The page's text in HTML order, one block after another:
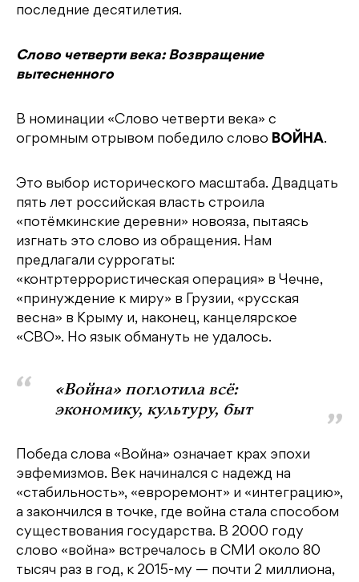
последние десятилетия.
Слово четверти века: Возвращение
вытесненного
В номинации «Слово четверти века» с
огромным отрывом победило слово ВОЙНА.
Это выбор исторического масштаба. Двадцать
пять лет российская власть строила
«потёмкинские деревни» новояза, пытаясь
изгнать это слово из обращения. Нам
предлагали суррогаты:
«контртеррористическая операция» в Чечне,
«принуждение к миру» в Грузии, «русская
весна» в Крыму и, наконец, канцелярское
«СВО». Но язык обмануть не удалось.
«Война» поглотила всё:
экономику, культуру, быт
Победа слова «Война» означает крах эпохи
эвфемизмов. Век начинался с надежд на
«стабильность», «евроремонт» и «интеграцию»,
а закончился в точке, где война стала способом
существования государства. В 2000 году
слово «война» встречалось в СМИ около 80
тысяч раз в год, к 2015-му — почти 2 миллиона,